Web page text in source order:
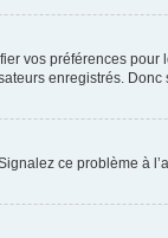
vos préférences
enregistrés. Donc
ce problème à